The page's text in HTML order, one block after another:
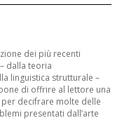
dei più recenti
dalla teoria
linguistica strutturale –
di offrire al lettore una
per decifrare molte delle
presentati dall’arte